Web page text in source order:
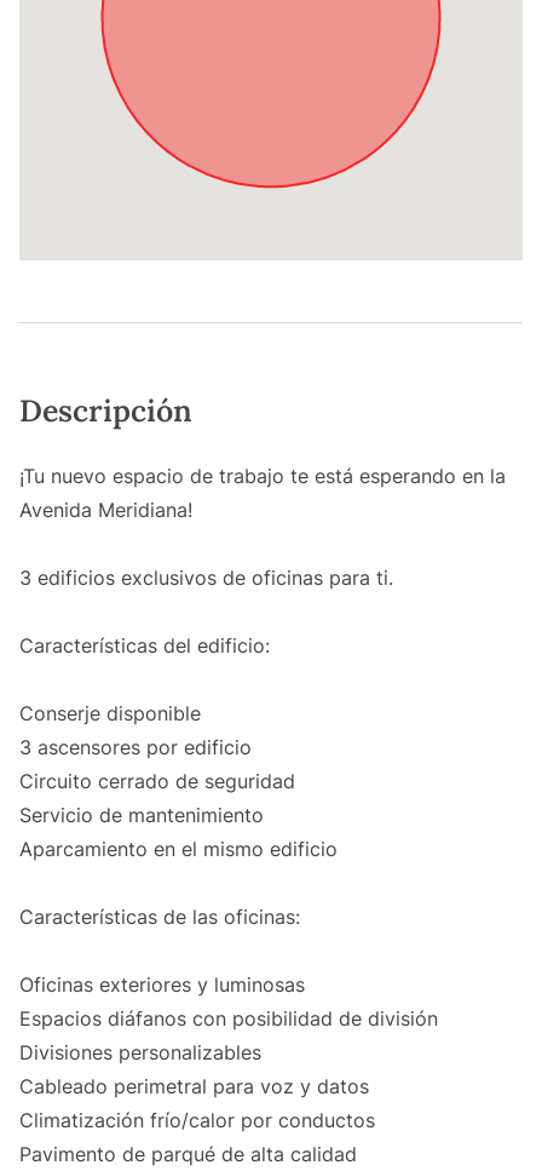
Descripción
¡Tu nuevo espacio de trabajo te está esperando en la
Avenida Meridiana!
3 edificios exclusivos de oficinas para ti.
Características del edificio:
Conserje disponible
3 ascensores por edificio
Circuito cerrado de seguridad
Servicio de mantenimiento
Aparcamiento en el mismo edificio
Características de las oficinas:
Oficinas exteriores y luminosas
Espacios diáfanos con posibilidad de división
Divisiones personalizables
Cableado perimetral para voz y datos
Climatización frío/calor por conductos
Pavimento de parqué de alta calidad